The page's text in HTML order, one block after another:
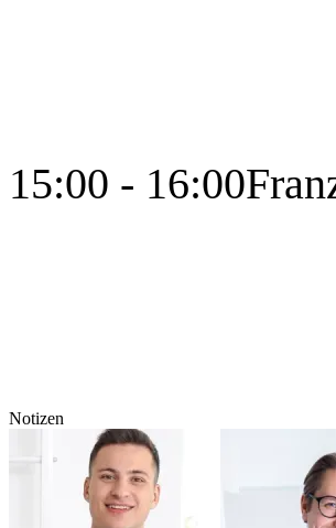
15:00 - 16:00
Notizen